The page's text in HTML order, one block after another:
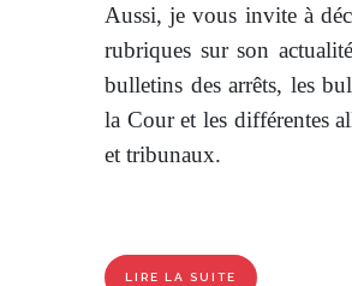
Aussi, je vous invite à
rubriques sur son
bulletins des arrêts, les
la Cour et les différentes
et tribunaux.
LIRE LA SUITE